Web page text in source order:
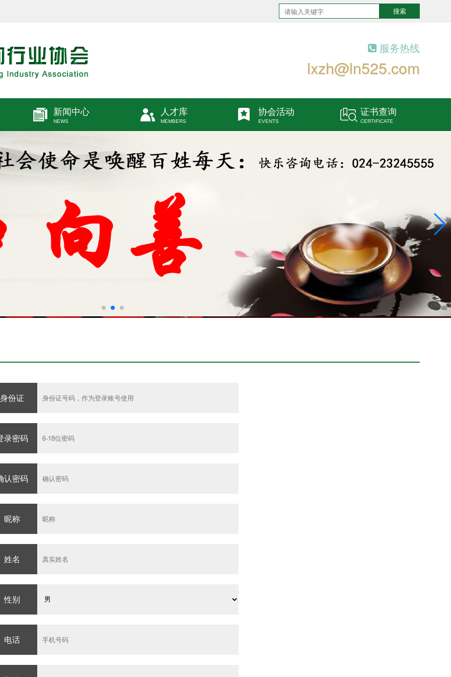
搜索
服务热线
lxzh@ln525.com
新闻中心
NEWS
人才库
MEMBERS
协会活动
EVENTS
证书查询
CERTIFICATE
身份证
录密码
认密码
昵称
姓名
性别
电话